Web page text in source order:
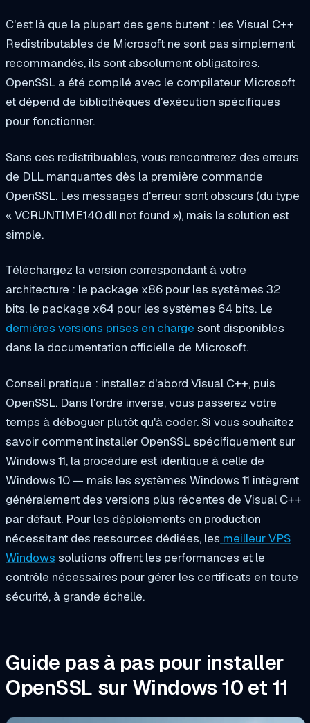
C'est là que la plupart des gens butent : les Visual C++
Redistributables de Microsoft ne sont pas simplement
recommandés, ils sont absolument obligatoires.
OpenSSL a été compilé avec le compilateur Microsoft
et dépend de bibliothèques d'exécution spécifiques
pour fonctionner.
Sans ces redistribuables, vous rencontrerez des erreurs
de DLL manquantes dès la première commande
OpenSSL. Les messages d'erreur sont obscurs (du type
« VCRUNTIME140.dll not found »), mais la solution est
simple.
Téléchargez la version correspondant à votre
architecture : le package x86 pour les systèmes 32
bits, le package x64 pour les systèmes 64 bits. Le
dernières versions prises en charge sont disponibles
dans la documentation officielle de Microsoft.
Conseil pratique : installez d'abord Visual C++, puis
OpenSSL. Dans l'ordre inverse, vous passerez votre
temps à déboguer plutôt qu'à coder. Si vous souhaitez
savoir comment installer OpenSSL spécifiquement sur
Windows 11, la procédure est identique à celle de
Windows 10 — mais les systèmes Windows 11 intègrent
généralement des versions plus récentes de Visual C++
par défaut. Pour les déploiements en production
nécessitant des ressources dédiées, les meilleur VPS
Windows solutions offrent les performances et le
contrôle nécessaires pour gérer les certificats en toute
sécurité, à grande échelle.
Guide pas à pas pour installer
OpenSSL sur Windows 10 et 11